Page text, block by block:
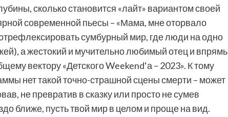
сколько становится «лайт» вариантом своей
современной пьесы – «Мама, мне оторвало
сумбурный мир, где люди на одно
а жестокий и мучительно любимый отец и впрямь
вектору «Детского Weekend‘а – 2023». К тому
нет такой точно-страшной сцены смерти – может
не превратив в сказку или просто не сумев
ближе, пусть твой мир в целом и проще на вид.